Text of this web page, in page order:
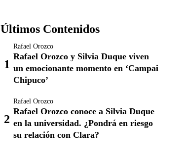
Últimos Contenidos
Rafael Orozco
Rafael Orozco y Silvia Duque viven
un emocionante momento en ‘Campai
Chipuco’
Rafael Orozco
Rafael Orozco conoce a Silvia Duque
en la universidad. ¿Pondrá en riesgo
su relación con Clara?